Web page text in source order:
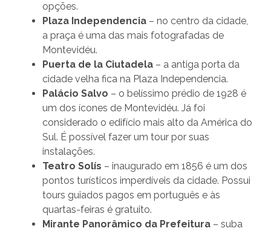
opções.
Plaza Independencia – no centro da cidade,
a praça é uma das mais fotografadas de
Montevidéu.
Puerta de la Ciutadela – a antiga porta da
cidade velha fica na Plaza Independencia.
Palácio Salvo – o belíssimo prédio de 1928 é
um dos ícones de Montevidéu. Já foi
considerado o edifício mais alto da América do
Sul. É possível fazer um tour por suas
instalações.
Teatro Solís – inaugurado em 1856 é um dos
pontos turísticos imperdíveis da cidade. Possui
tours guiados pagos em português e às
quartas-feiras é gratuito.
Mirante Panorâmico da Prefeitura – suba